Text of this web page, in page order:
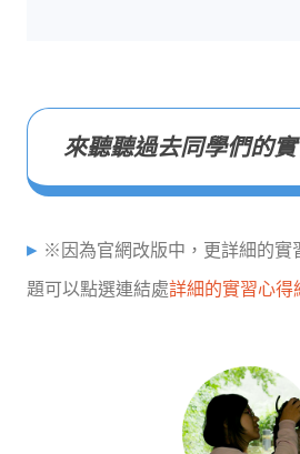
來聽聽過去同學們的
※因為官網改版中，更詳細的實
題可以點選連結處詳細的實習心得